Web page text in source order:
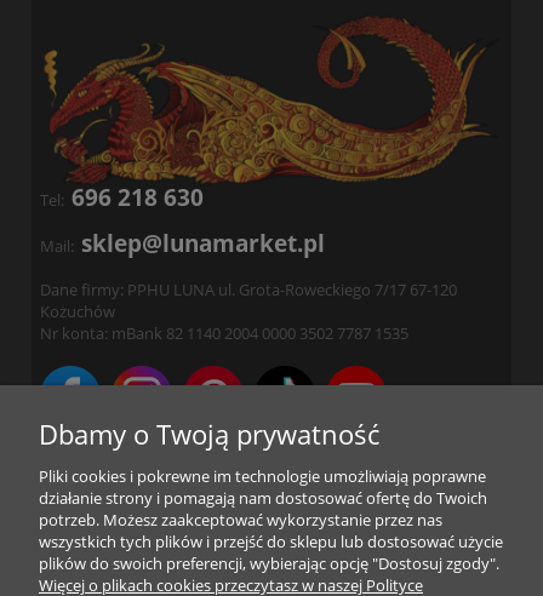
Tel: 696 218 630
Mail: sklep@lunamarket.pl
Dane firmy: PPHU LUNA ul. Grota-Roweckiego 7/17 67-120
Kożuchów
Nr konta: mBank 82 1140 2004 0000 3502 7787 1535
Magia! :)
Najbardziej magiczne i fantastyczne pomysły prezenty w sieci - w
naszym magicznym sklepie znajdziesz figurki w stylu fantasy -
smoki, elfy i gargulce, mroczne anioły, a także gotycką i magiczną
biżuterię, amulety i talizmany, karty Tarota, mroczne dekoracje
nie tylko na Halloween, magiczne i czarne świece, czyli w skrócie:
Dbamy o Twoją prywatność
Pliki cookies i pokrewne im technologie umożliwiają poprawne
działanie strony i pomagają nam dostosować ofertę do Twoich
potrzeb. Możesz zaakceptować wykorzystanie przez nas
wszystkich tych plików i przejść do sklepu lub dostosować użycie
plików do swoich preferencji, wybierając opcję "Dostosuj zgody".
Więcej o plikach cookies przeczytasz w naszej Polityce